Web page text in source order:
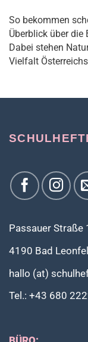
So bekommen
Überblick über die
Dabei stehen
Vielfalt
Passauer Straße
4190 Bad
hallo (at)
Tel.: +43 680